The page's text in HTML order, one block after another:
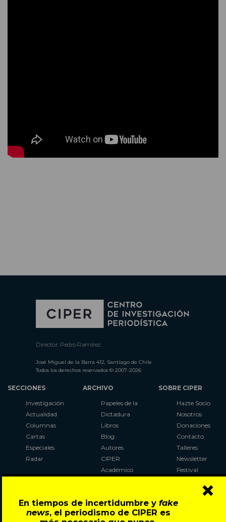
En tiempos de incertidumbre y fake
news, el periodismo de CIPER es
×
Director: Pedro Ramírez
José Miguel de la Barra 412, Santiago de Chile
Todos los derechos reservados © 2007-2026
SECCIONES
Investigación
Actualidad
Columnas
Cartas
Especiales
Radar
ARCHIVO
Papeles de la
Dictadura
Libros
Blog
Autores
CIPER
Académico
Al Plebiscito
con CIPER
SOBRE CIPER
Hazte Socio
Nosotros
Donaciones
Contacto
Talleres
Newsletter
Festival